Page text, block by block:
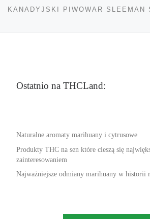
Ostatnio na THCLand:
Naturalne aromaty marihuany i cytrusowe
Produkty THC na sen które cieszą się
zainteresowaniem
Najważniejsze odmiany marihuany w historii